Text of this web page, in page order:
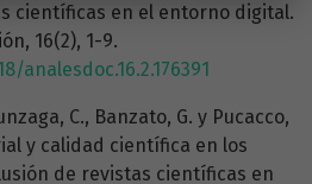
científicas en el entorno digital.
16(2), 1-9.
analesdoc.16.2.176391
C., Banzato, G. y Pucacco,
y calidad científica en los
de revistas científicas en